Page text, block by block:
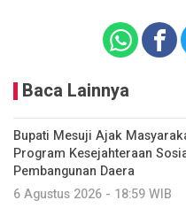
Baca Lainnya
Bupati Mesuji Ajak
Program Kesejahteraan
Pembangunan Daera
6 Agustus 2026 - 18:59 WIB